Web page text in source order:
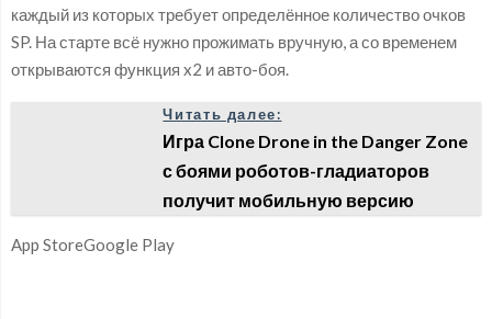
каждый из которых требует определённое количество очков
SP. На старте всё нужно прожимать вручную, а со временем
открываются функция x2 и авто-боя.
Читать далее:
Игра Clone Drone in the Danger Zone
с боями роботов-гладиаторов
получит мобильную версию
App StoreGoogle Play